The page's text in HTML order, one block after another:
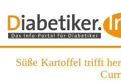
Süße Kartoffel trifft